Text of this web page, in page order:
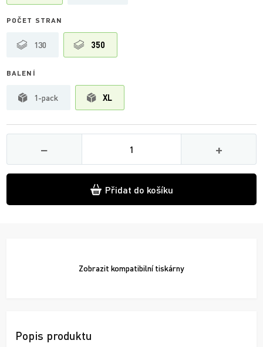
POČET STRAN
130 350
BALENÍ
1-pack XL
−
Množství
+
Přidat do košíku
Zobrazit kompatibilní tiskárny
Popis produktu